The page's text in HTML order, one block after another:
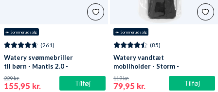
☀️ Sommerudsalg
Tilføj
(261)
Watery svømmebriller
til børn - Mantis 2.0 -
Atlantic Blå/klar
155,95 kr.
229 kr.
☀️ Sommerudsalg
Tilføj
(85)
Watery vandtæt
mobilholder - Storm -
Sort
79,95 kr.
119 kr.